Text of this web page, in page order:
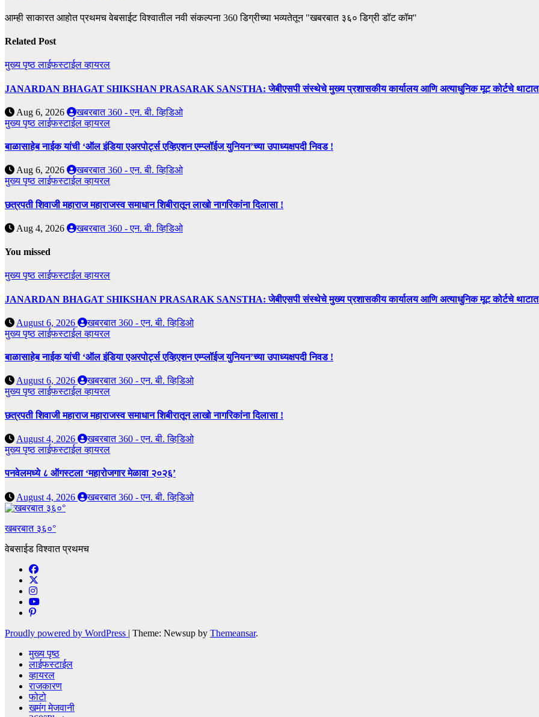
आम्ही साकारत आहोत प्रथमच वेबसाईट विश्वातील नवी संकल्पना 360 डिग्रीच्या भव्यतेतून "खबरबात ३६० डिग्री डॉट कॉम"
Related Post
मुख्य पृष्ठलाईफस्टाईलव्हायरल
JANARDAN BHAGAT SHIKSHAN PRASARAK SANSTHA: जेबीएसपी संस्थेचे मुख्य प्रशासकीय कार्यालय आणि अत्याधुनिक मूट कोर्टचे थाटात
Aug 6, 2026
खबरबात 360 - एन. बी. व्हिडिओ
मुख्य पृष्ठलाईफस्टाईलव्हायरल
बाळासाहेब नाईक यांची ‘ऑल इंडिया एअरपोर्ट्स एव्हिएशन एम्प्लॉईज युनियन’च्या उपाध्यक्षपदी निवड !
Aug 6, 2026
खबरबात 360 - एन. बी. व्हिडिओ
मुख्य पृष्ठलाईफस्टाईलव्हायरल
छत्रपती शिवाजी महाराज महाराजस्व समाधान शिबीरातून लाखो नागरिकांना दिलासा !
Aug 4, 2026 खबरबात 360 - एन. बी. व्हिडिओ
You missed
मुख्य पृष्ठलाईफस्टाईलव्हायरल
JANARDAN BHAGAT SHIKSHAN PRASARAK SANSTHA: जेबीएसपी संस्थेचे मुख्य प्रशासकीय कार्यालय आणि अत्याधुनिक मूट कोर्टचे थाटात
August 6, 2026
खबरबात 360 - एन. बी. व्हिडिओ
मुख्य पृष्ठलाईफस्टाईलव्हायरल
बाळासाहेब नाईक यांची ‘ऑल इंडिया एअरपोर्ट्स एव्हिएशन एम्प्लॉईज युनियन’च्या उपाध्यक्षपदी निवड !
August 6, 2026
खबरबात 360 - एन. बी. व्हिडिओ
मुख्य पृष्ठलाईफस्टाईलव्हायरल
छत्रपती शिवाजी महाराज महाराजस्व समाधान शिबीरातून लाखो नागरिकांना दिलासा !
August 4, 2026
खबरबात 360 - एन. बी. व्हिडिओ
मुख्य पृष्ठलाईफस्टाईलव्हायरल
पनवेलमध्ये ८ ऑगस्टला ‘महारोजगार मेळावा २०२६’
August 4, 2026 खबरबात 360 - एन. बी. व्हिडिओ
खबरबात ३६०°
वेबसाईड विश्वात प्रथमच
Proudly powered by WordPress | Theme: Newsup by Themeansar.
मुख्य पृष्ठ
लाईफस्टाईल
व्हायरल
राजकारण
फोटो
खमंग मेजवानी